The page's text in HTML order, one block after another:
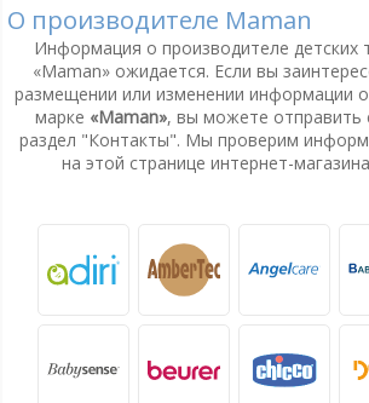
О производителе Maman
Информация о производителе детских
«Maman» ожидается. Если вы
размещении или изменении информации
марке «Maman», вы можете отправить
раздел "Контакты". Мы проверим
на этой странице интернет-магазина